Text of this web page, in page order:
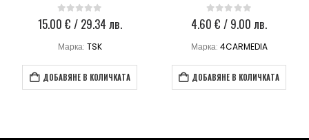
0 out of 5
15.00 € / 29.34 лв.
Марка: TSK
ДОБАВЯНЕ В КОЛИЧКАТА
0 out of 5
4.60€ / 9.00 лв.
Марка: 4CARMEDIA
ДОБАВЯНЕ В КОЛИЧКАТА